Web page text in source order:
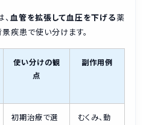
血管を拡張して血圧を下げる薬
疾患で使い分けます。
使い分けの観
点
副作用例
初期治療で選
むくみ、動